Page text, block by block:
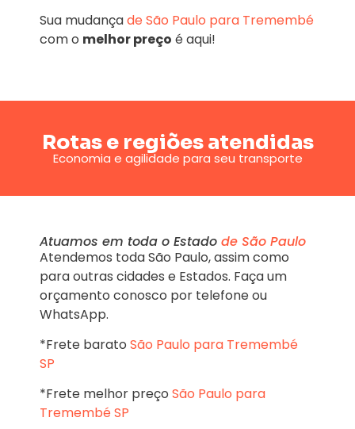
Sua mudançade São Paulo para Tremembé
com o melhor preço é aqui!
Rotas e regiões atendidas
Economia e agilidade para seu transporte
Atuamos em toda o Estado de São Paulo
Atendemos toda São Paulo, assim como
para outras cidades e Estados. Faça um
orçamento conosco por telefone ou
WhatsApp.
*Frete barato São Paulo para Tremembé
SP
*Frete melhor preço São Paulo para
Tremembé SP